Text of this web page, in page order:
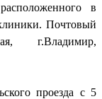
в
Почтовый
г.Владимир,
проезда с 5